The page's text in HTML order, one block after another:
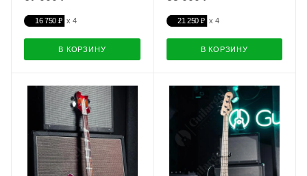
16 750 ₽
В КОРЗИНУ
21 250 ₽
В КОРЗИНУ